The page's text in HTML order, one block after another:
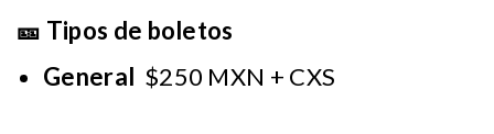
🎫 Tipos de boletos
General $250 MXN + CXS